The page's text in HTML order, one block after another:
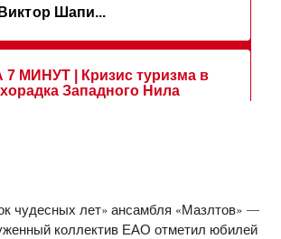
чудесных лет» ансамбля «Мазлтов» —
коллектив ЕАО отметил юбилей